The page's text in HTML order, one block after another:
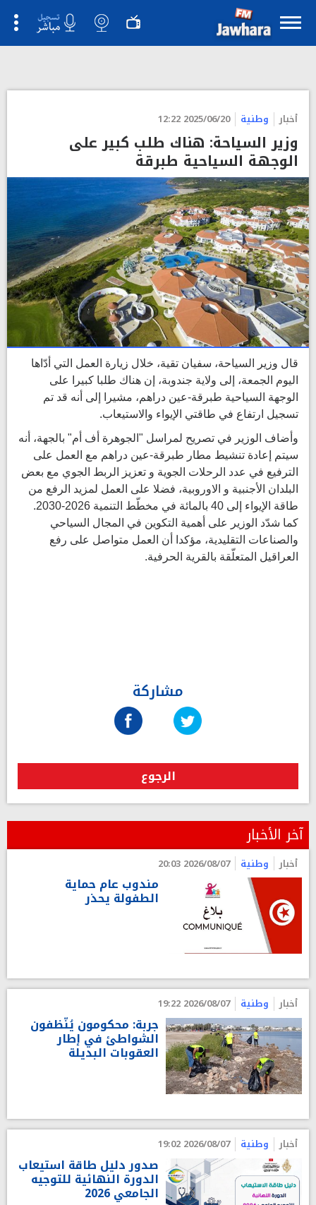
أخبار وطنية 2025/06/20 12:22
وزير السياحة: هناك طلب كبير على
الوجهة السياحية طبرقة
قال وزير السياحة، سفيان تقية، خلال زيارة العمل التي أدّاها
اليوم الجمعة، إلى ولاية جندوبة، إن هناك طلبا كبيرا على
الوجهة السياحية طبرقة-عين دراهم، مشيرا إلى أنه قد تم
تسجيل ارتفاع في طاقتي الإيواء والاستيعاب.
وأضاف الوزير في تصريح لمراسل "الجوهرة أف أم" بالجهة، أنه
سيتم إعادة تنشيط مطار طبرقة-عين دراهم مع العمل على
الترفيع في عدد الرحلات الجوية و تعزيز الربط الجوي مع بعض
البلدان الأجنبية و الاوروبية، فضلا على العمل لمزيد الرفع من
طاقة الإيواء إلى 40 بالمائة في مخطّط التنمية 2026-2030.
كما شدّد الوزير على أهمية التكوين في المجال السياحي
والصناعات التقليدية، مؤكدا أن العمل متواصل على رفع
العراقيل المتعلّقة بالقرية الحرفية.
مشاركة
الرجوع
آخر الأخبار
أخبار وطنية 2026/08/07 20:03
مندوب عام حماية
الطفولة يحذر
أخبار وطنية 2026/08/07 19:22
جربة: محكومون يُنّظفون
الشواطئ في إطار
العقوبات البديلة
أخبار وطنية 2026/08/07 19:02
صدور دليل طاقة استيعاب
الدورة النهائية للتوجيه
الجامعي 2026